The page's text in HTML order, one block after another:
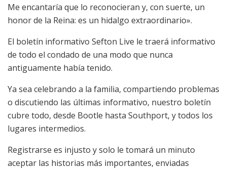
Me encantaría que lo reconocieran y, con suerte, un
honor de la Reina: es un hidalgo extraordinario».
El boletín informativo Sefton Live le traerá informativo
de todo el condado de una modo que nunca
antiguamente había tenido.
Ya sea celebrando a la familia, compartiendo problemas
o discutiendo las últimas informativo, nuestro boletín
cubre todo, desde Bootle hasta Southport, y todos los
lugares intermedios.
Registrarse es injusto y solo le tomará un minuto
aceptar las historias más importantes, enviadas